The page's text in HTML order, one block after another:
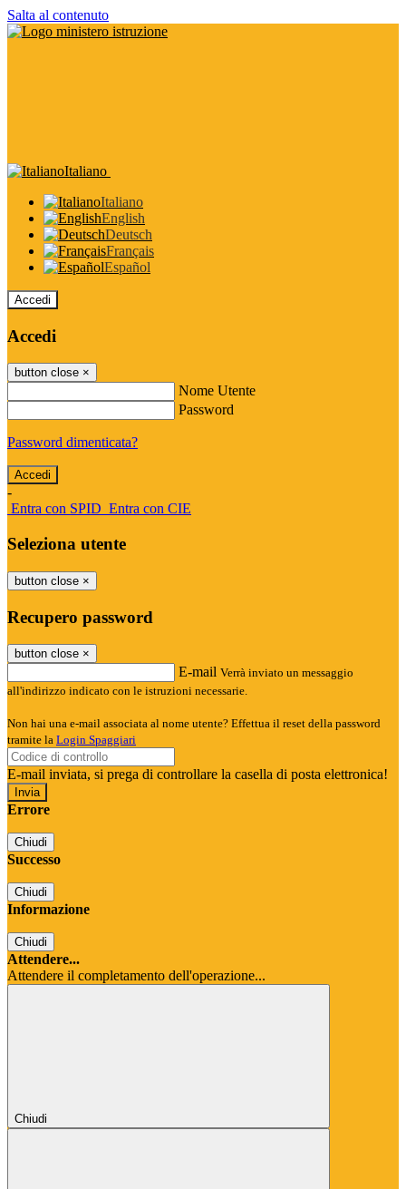
Salta al contenuto
Italiano
Italiano
English
Deutsch
Français
Español
Accedi
Accedi
button close ×
Nome Utente
Password
Password dimenticata?
-
Entra con SPID Entra con CIE
Seleziona utente
button close ×
Recupero password
button close ×
E-mail Verrà inviato un messaggio
all'indirizzo indicato con le istruzioni necessarie.
Non hai una e-mail associata al nome utente? Effettua il reset della password
tramite la Login Spaggiari
E-mail inviata, si prega di controllare la casella di posta elettronica!
Errore
Chiudi
Successo
Chiudi
Informazione
Chiudi
Attendere...
Attendere il completamento dell'operazione...
Chiudi